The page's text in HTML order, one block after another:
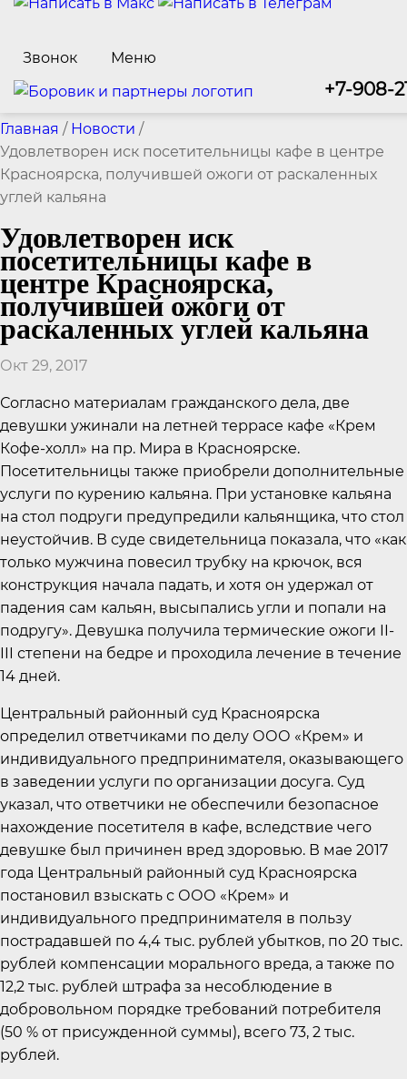
Звонок Меню
+7-908-
Главная / Новости /
Удовлетворен иск посетительницы кафе в центре
Красноярска, получившей ожоги от раскаленных
углей кальяна
Удовлетворен иск
посетительницы кафе в
центре Красноярска,
получившей ожоги от
раскаленных углей кальяна
Окт 29, 2017
Согласно материалам гражданского дела, две
девушки ужинали на летней террасе кафе «Крем
Кофе-холл» на пр. Мира в Красноярске.
Посетительницы также приобрели дополнительные
услуги по курению кальяна. При установке кальяна
на стол подруги предупредили кальянщика, что стол
неустойчив. В суде свидетельница показала, что «как
только мужчина повесил трубку на крючок, вся
конструкция начала падать, и хотя он удержал от
падения сам кальян, высыпались угли и попали на
подругу». Девушка получила термические ожоги II-
III степени на бедре и проходила лечение в течение
14 дней.
Центральный районный суд Красноярска
определил ответчиками по делу ООО «Крем» и
индивидуального предпринимателя, оказывающего
в заведении услуги по организации досуга. Суд
указал, что ответчики не обеспечили безопасное
нахождение посетителя в кафе, вследствие чего
девушке был причинен вред здоровью. В мае 2017
года Центральный районный суд Красноярска
постановил взыскать с ООО «Крем» и
индивидуального предпринимателя в пользу
пострадавшей по 4,4 тыс. рублей убытков, по 20 тыс.
рублей компенсации морального вреда, а также по
12,2 тыс. рублей штрафа за несоблюдение в
добровольном порядке требований потребителя
(50 % от присужденной суммы), всего 73, 2 тыс.
рублей.